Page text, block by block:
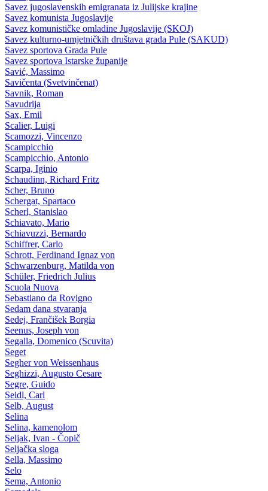
Savez jugoslavenskih emigranata iz Julijske krajine
Savez komunista Jugoslavije
Savez komunističke omladine Jugoslavije (SKOJ)
Savez kulturno-umjetničkih društava grada Pule (SAKUD)
Savez sportova Grada Pule
Savez sportova Istarske županije
Savić, Massimo
Savičenta (Svetvinčenat)
Savnik, Roman
Savudrija
Sax, Emil
Scalier, Luigi
Scamozzi, Vincenzo
Scampicchio
Scampicchio, Antonio
Scarpa, Iginio
Schaudinn, Richard Fritz
Scher, Bruno
Schergat, Spartaco
Scherl, Stanislao
Schiavato, Mario
Schiavuzzi, Bernardo
Schiffrer, Carlo
Schrott, Ferdinand Ignaz von
Schwarzenburg, Matilda von
Schüler, Friedrich Julius
Scuola Nuova
Sebastiano da Rovigno
Sedam dana stvaranja
Sedej, Frančišek Borgia
Seenus, Joseph von
Segalla, Domenico (Scuvita)
Seget
Segher von Weissenhaus
Seghizzi, Augusto Cesare
Segre, Guido
Seidl, Carl
Selb, August
Selina
Selina, kamenolom
Seljak, Ivan - Čopič
Seljačka sloga
Sella, Massimo
Selo
Sema, Antonio